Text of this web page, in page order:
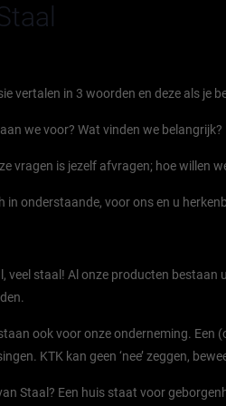
vertalen in 3 woorden en deze als je
we voor? Wat vinden we
vragen is jezelf afvragen; hoe willen
in onderstaande, voor ons en u
veel staal! Al onze producten
ook voor onze onderneming. Een
KTK kan geen ‘nee’ zeggen,
Staal? Een huis staat voor